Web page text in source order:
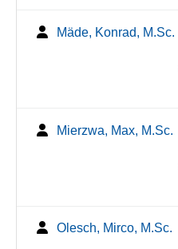
Mäde, Konrad, M.Sc.
Mierzwa, Max, M.Sc.
Olesch, Mirco, M.Sc.